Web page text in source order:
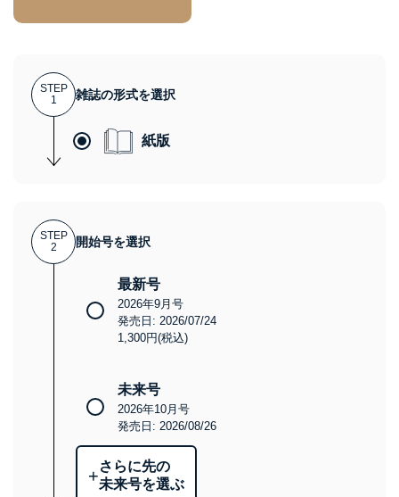
STEP
1
雑誌の形式を選択
紙版
STEP
2
開始号を選択
最新号
2026年9月号
発売日: 2026/07/24
1,300円(税込)
未来号
2026年10月号
発売日: 2026/08/26
+さらに先の
未来号を選ぶ